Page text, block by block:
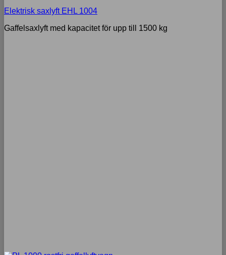
Elektrisk saxlyft EHL 1004
Gaffelsaxlyft med kapacitet för upp till 1500 kg